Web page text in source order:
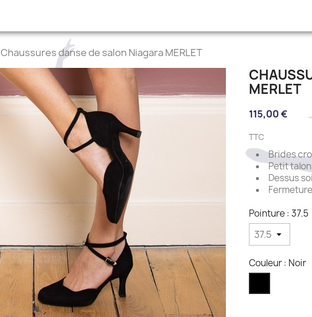
Chaussures danse de salon Niagara MERLET
MERLET
115,00 €
TTC
Brides
Petit
Dessus
Pointure : 37.5
Couleur : Noir